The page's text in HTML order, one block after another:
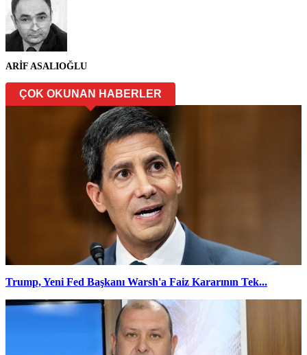
ARİF ASALIOĞLU
ÇOK OKUNAN HABERLER
Trump, Yeni Fed Başkanı Warsh'a Faiz Kararının Tek...